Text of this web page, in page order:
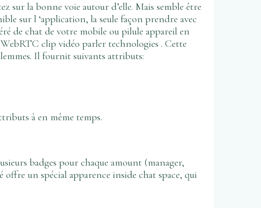
sur la bonne voie autour d’elle. Mais semble être
sur l ‘application, la seule façon prendre avec
de chat de votre mobile ou pilule appareil en
clip vidéo parler technologies . Cette
Il fournit suivants attributs:
à en même temps.
badges pour chaque amount (manager,
un spécial apparence inside chat space, qui